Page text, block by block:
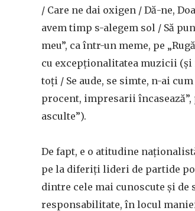
/ Care ne dai oxigen / Dă-ne,
avem timp s-alegem sol / Să
meu”, ca într-un meme, pe
cu excepționalitatea muzicii (și
toți / Se aude, se simte, n-ai
procent, impresarii
asculte”).
De fapt, e o atitudine
pe la diferiți lideri de partide
dintre cele mai cunoscute și de
responsabilitate, în locul